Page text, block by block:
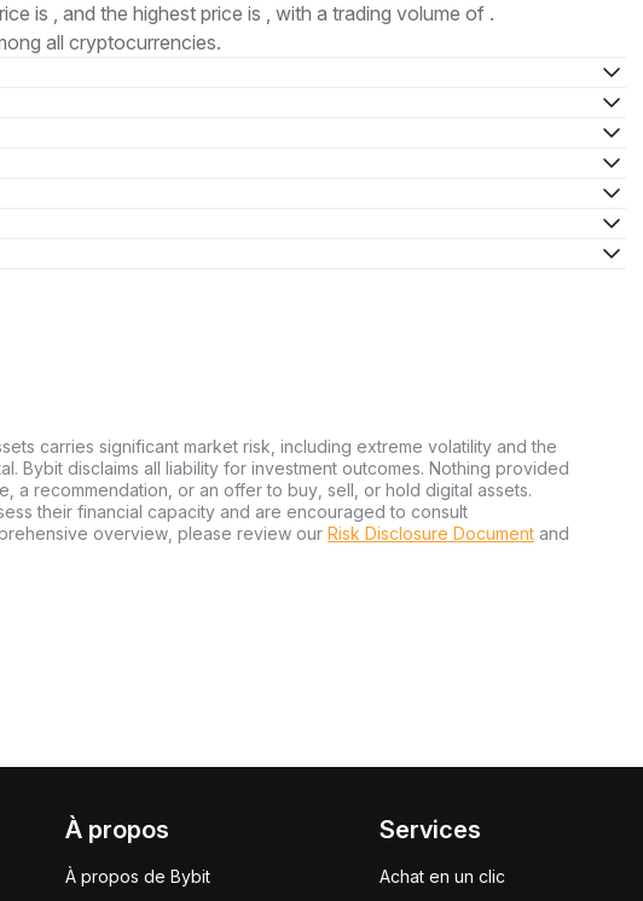
is , and the highest price is , with a trading volume of .
all cryptocurrencies.
carries significant market risk, including extreme volatility and the
Bybit disclaims all liability for investment outcomes. Nothing provided
a recommendation, or an offer to buy, sell, or hold digital assets.
their financial capacity and are encouraged to consult
overview, please review our Risk Disclosure Document and
À propos
À propos de Bybit
Services
Achat en un clic